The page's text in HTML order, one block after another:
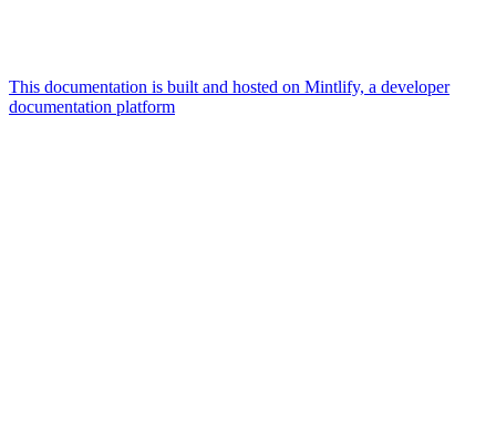
This documentation is built and hosted on Mintlify, a developer
documentation platform